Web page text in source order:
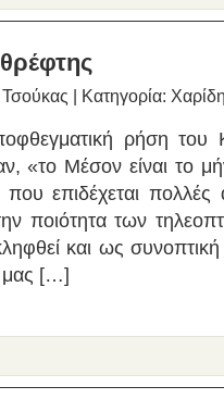
| Κατηγορία:
ρήση του
Μέσον είναι το
επιδέχεται
ποιότητα των
και ως
μας […]